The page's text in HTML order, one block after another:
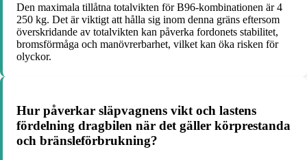
Den maximala tillåtna totalvikten för B96-kombinationen är 4
250 kg. Det är viktigt att hålla sig inom denna gräns eftersom
överskridande av totalvikten kan påverka fordonets stabilitet,
bromsförmåga och manövrerbarhet, vilket kan öka risken för
olyckor.
Hur påverkar släpvagnens vikt och lastens
fördelning dragbilen när det gäller körprestanda
och bränsleförbrukning?